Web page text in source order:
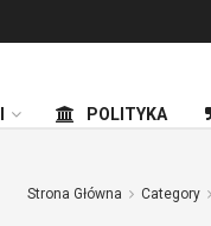
POLITYKA
Strona Główna Category